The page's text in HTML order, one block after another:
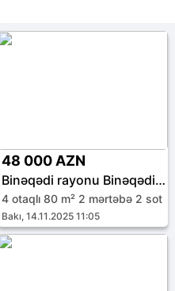
48 000 AZN
Binəqədi rayonu Binəqədi qəs.
4 otaqlı 80 m² 2 mərtəbə 2 sot
Bakı, 14.11.2025 11:05